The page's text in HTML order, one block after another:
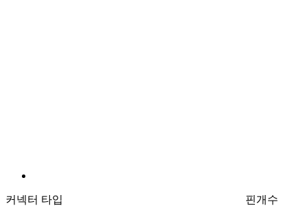
커넥터 타입
핀개수